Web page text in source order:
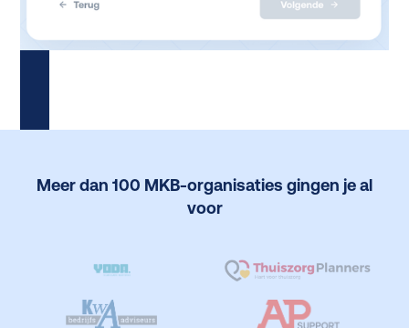
Meer dan 100 MKB-organisaties gingen je al
voor